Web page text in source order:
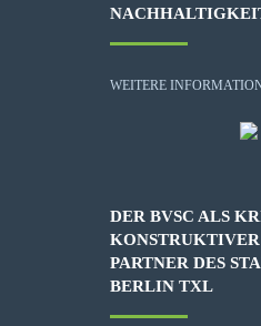
WEITERE
DER BVSC ALS
PARTNER DES
BERLIN TXL